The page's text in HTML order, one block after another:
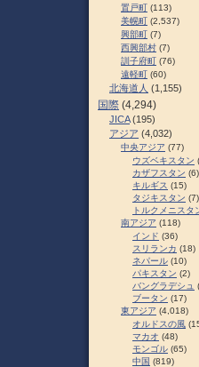
置戸町 (113)
美幌町 (2,537)
興部町 (7)
西興部村 (7)
訓子府町 (76)
遠軽町 (60)
北海道人 (1,155)
国際 (4,294)
JICA(195)
アジア (4,032)
中央アジア (77)
ウズベキスタン
カザフスタン (6)
キルギス (15)
タジキスタン (7)
トルクメニスタ
南アジア (118)
インド (36)
スリランカ (18)
ネパール (10)
パキスタン (2)
バングラデシュ
ブータン (17)
東アジア (4,018)
オルドスの風
マカオ (48)
モンゴル (65)
中国 (819)